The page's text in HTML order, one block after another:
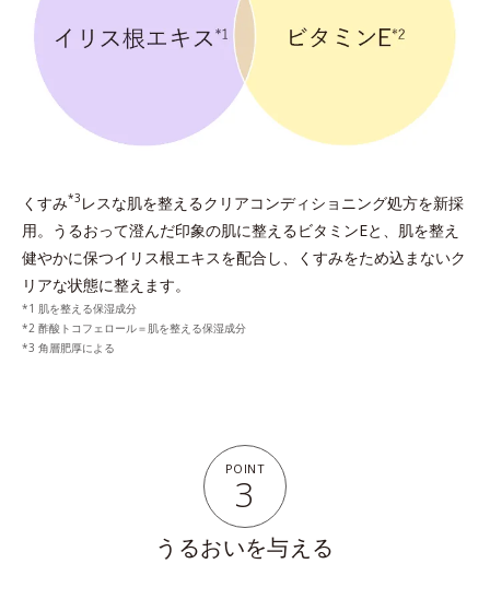
くすみ*3 レスな肌を整えるクリアコンディショニング処方を新採
用。うるおって澄んだ印象の肌に整えるビタミンEと、肌を整え
健やかに保つイリス根エキスを配合し、くすみをため込まないク
リアな状態に整えます。
肌を整える保湿成分
酢酸トコフェロール＝肌を整える保湿成分
角層肥厚による
POINT
3
うるおいを与える